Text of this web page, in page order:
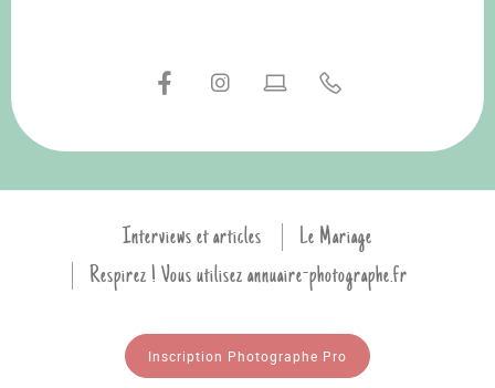
Interviews et articles
Le Mariage
Respirez ! Vous utilisez annuaire-photographe.fr
Inscription Photographe Pro